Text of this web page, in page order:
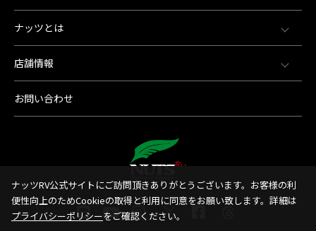
ナッツとは
店舗情報
お問い合わせ
ナッツRV公式サイトにご訪問頂きありがとうございます。お客様の利
便性向上のためCookieの取得と利用に同意をお願い致します。詳細は
プライバシーポリシーをご確認ください。